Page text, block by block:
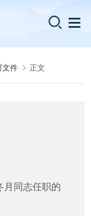
文件 正文
月同志任职的